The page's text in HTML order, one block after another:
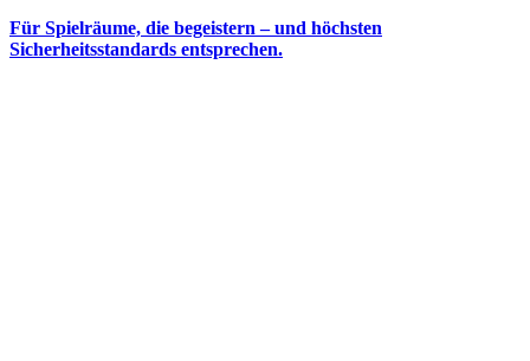
Für Spielräume, die begeistern – und höchsten
Sicherheitsstandards entsprechen.